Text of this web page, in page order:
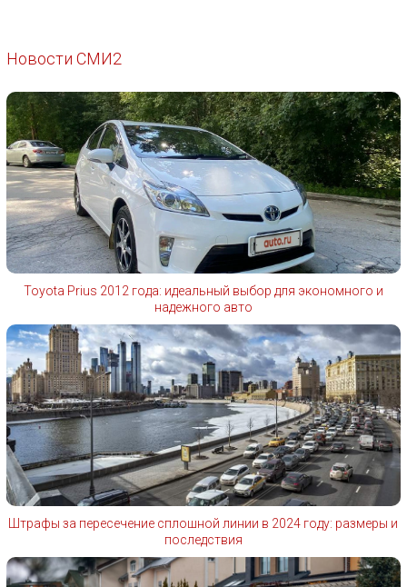
Новости СМИ2
Toyota Prius 2012 года: идеальный выбор для экономного и
надежного авто
Штрафы за пересечение сплошной линии в 2024 году: размеры и
последствия